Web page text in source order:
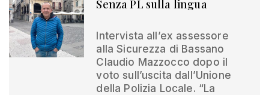
Senza PL sulla lingua
Intervista all’ex assessore
alla Sicurezza di Bassano
Claudio Mazzocco dopo il
voto sull’uscita dall’Unione
della Polizia Locale. “La